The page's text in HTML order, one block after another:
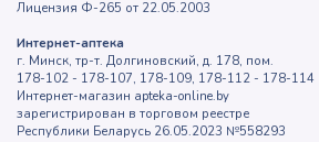
Лицензия Ф-265 от 22.05.2003
Интернет-аптека
г. Минск, тр-т. Долгиновский, д. 178, пом.
178-102 - 178-107, 178-109, 178-112 - 178-114
Интернет-магазин apteka-online.by
зарегистрирован в торговом реестре
Республики Беларусь 26.05.2023 №558293